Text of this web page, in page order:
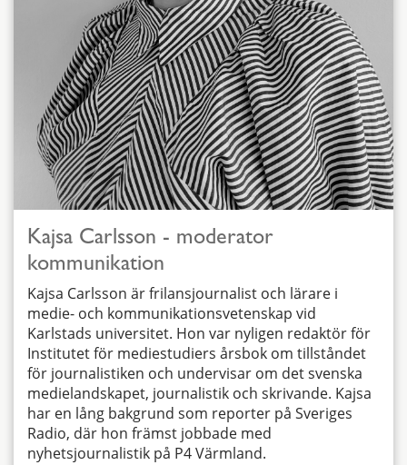
Kajsa Carlsson - moderator
kommunikation
Kajsa Carlsson är frilansjournalist och lärare i
medie- och kommunikationsvetenskap vid
Karlstads universitet. Hon var nyligen redaktör för
Institutet för mediestudiers årsbok om tillståndet
för journalistiken och undervisar om det svenska
medielandskapet, journalistik och skrivande. Kajsa
har en lång bakgrund som reporter på Sveriges
Radio, där hon främst jobbade med
nyhetsjournalistik på P4 Värmland.